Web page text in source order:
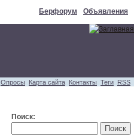
Берфорум Объявления
Опросы Карта сайта Контакты Теги RSS
Поиск: